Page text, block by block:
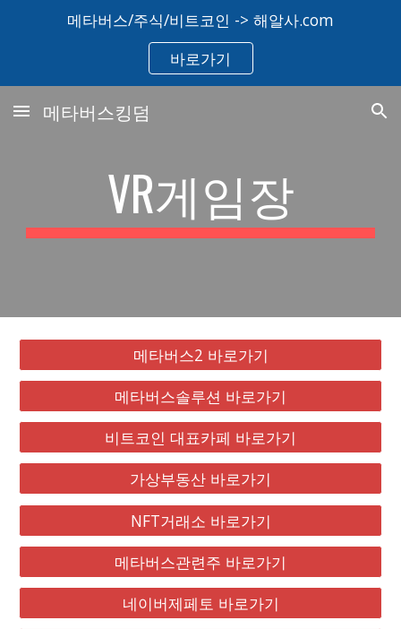
Skip to main content Skip to navigation
메타버스/주식/비트코인 -> 해알사.com
바로가기
메타버스킹덤
VR게임장
메타버스2 바로가기
메타버스솔루션 바로가기
비트코인 대표카페 바로가기
가상부동산 바로가기
NFT거래소 바로가기
메타버스관련주 바로가기
네이버제페토 바로가기